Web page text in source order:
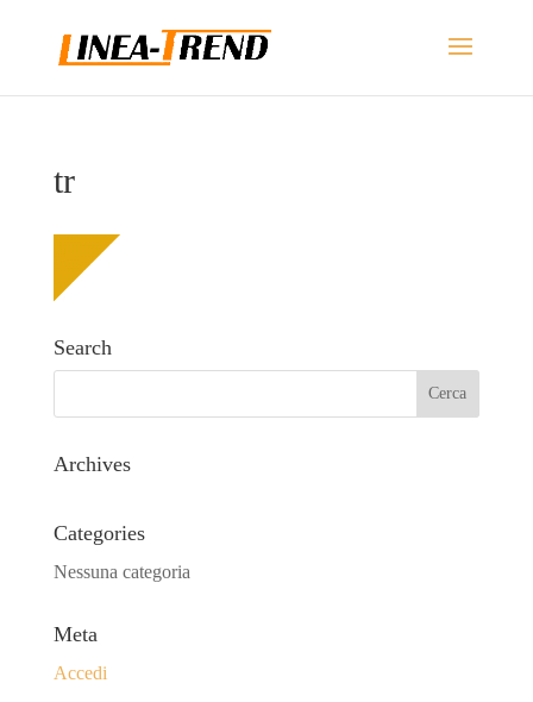
tr
Search
Archives
Categories
Nessuna categoria
Meta
Accedi